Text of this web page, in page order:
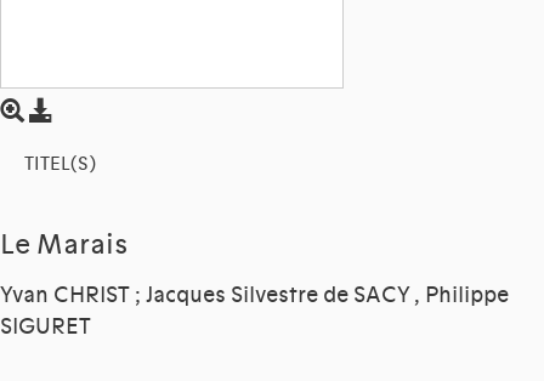
TITEL(S)
Le Marais
Yvan CHRIST ; Jacques Silvestre de SACY , Philippe
SIGURET